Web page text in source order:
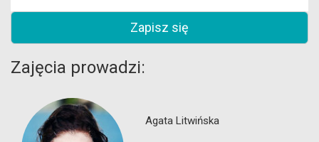
Zapisz się
Zajęcia prowadzi:
Agata Litwińska